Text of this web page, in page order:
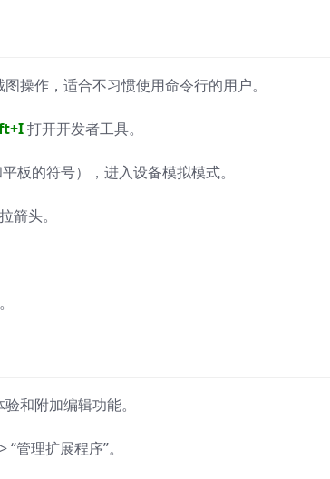
操作，适合不习惯使用命令行的用户。
打开开发者工具。
板的符号），进入设备模拟模式。
箭头。
和附加编辑功能。
管理扩展程序”。